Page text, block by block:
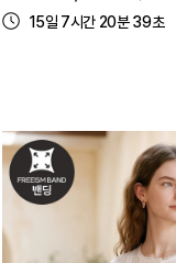
15일 7시간 20분 39초